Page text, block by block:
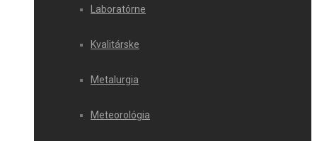
Laboratórne
Kvalitárske
Metalurgia
Meteorológia